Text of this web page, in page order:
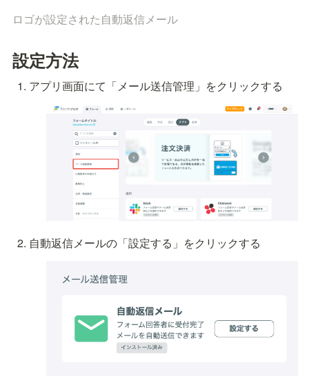
ロゴが設定された自動返信メール
設定方法
アプリ画面にて「メール送信管理」をクリックする
自動返信メールの「設定する」をクリックする